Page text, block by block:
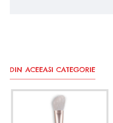
DIN ACEEASI CATEGORIE